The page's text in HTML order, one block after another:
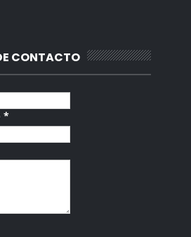
CONTACTO
*